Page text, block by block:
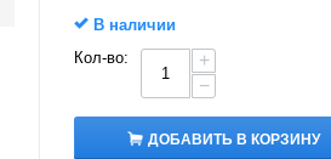
В наличии
Кол-во:
+
−
ДОБАВИТЬ В КОРЗИНУ